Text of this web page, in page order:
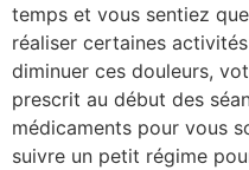
temps et vous sentiez
réaliser certaines
diminuer ces douleurs,
prescrit au début des
médicaments pour vous
suivre un petit régime